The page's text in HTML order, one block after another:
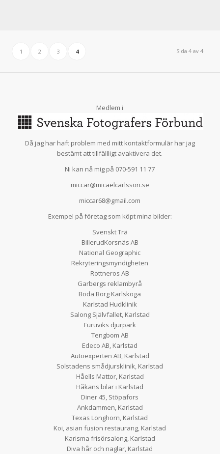
Sida 4 av 4
1 2 3 4
Medlem i
Då jag har haft problem med mitt kontaktformulär har jag
bestämt att tillfällligt avaktivera det.
Ni kan nå mig på 070-591 11 77
miccar@micaelcarlsson.se
miccar68@gmail.com
Exempel på företag som köpt mina bilder:
Svenskt Trä
BillerudKorsnäs AB
National Geographic
Rekryteringsmyndigheten
Rottneros AB
Garbergs reklambyrå
Boda Borg Karlskoga
Karlstad Hudklinik
Salong Självfallet, Karlstad
Furuviks djurpark
Tengbom AB
Edeco AB, Karlstad
Autoexperten AB, Karlstad
Solstadens smådjursklinik, Karlstad
Håells Mattor, Karlstad
Håkans bilar i Karlstad
Diner 45, Stöpafors
Ankdammen, Karlstad
Texas Longhorn, Karlstad
Koi, asian fusion restaurang, Karlstad
Karisma frisörsalong, Karlstad
Diva hår och naglar, Karlstad